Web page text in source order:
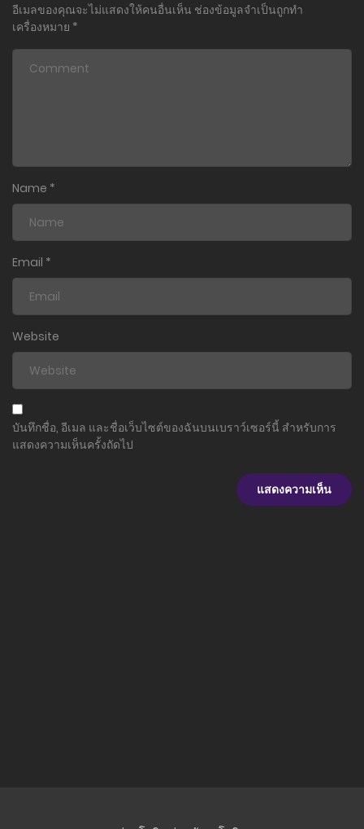
อีเมลของคุณจะไม่แสดงให้คนอื่นเห็น ช่องข้อมูลจำเป็นถูกทำ
เครื่องหมาย *
Name *
Email *
Website
บันทึกชื่อ, อีเมล และชื่อเว็บไซต์ของฉันบนเบราว์เซอร์นี้ สำหรับการ
แสดงความเห็นครั้งถัดไป